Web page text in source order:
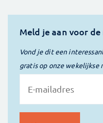
Meld je aan voor
Vond je dit een
gratis op onze wekelijkse